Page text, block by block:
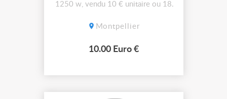
1250 w, vendu 10 € unitaire ou 18
Montpellier
10.00 Euro €